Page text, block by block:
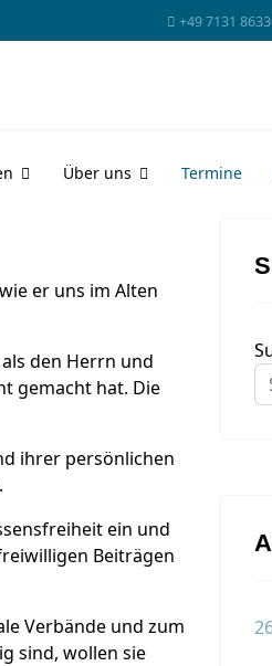
+49 7131
Über uns Termine
er uns im Alten
den Herrn und
gemacht hat. Die
ihrer persönlichen
ein und
Beiträgen
Verbände und zum
sind, wollen sie